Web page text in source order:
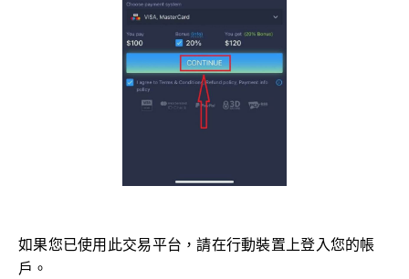
如果您已使用此交易平台，請在行動裝置上登入您的帳
戶。